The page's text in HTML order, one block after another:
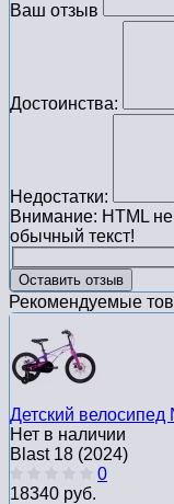
Ваш отзыв
Достоинства:
Недостатки:
Внимание: HTML
обычный текст!
Оставить отзыв
Рекомендуемые
Детский
Нет в наличии
Blast 18 (2024)
0
18340 руб.